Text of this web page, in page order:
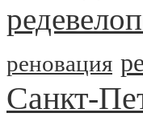
реновация
Санкт-